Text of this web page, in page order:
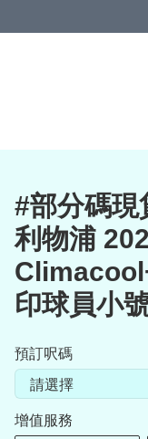
#部分碼
利物浦
印球員小
預訂呎碼
增值服務